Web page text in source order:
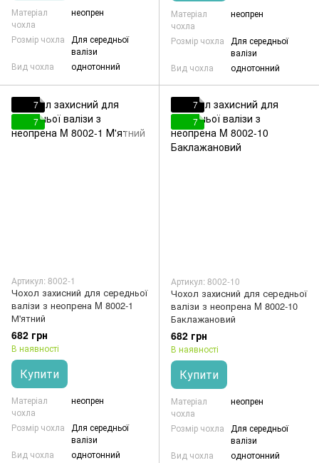
Матеріал
чохла
неопрен
Розмір чохла Для середньої
валізи
Вид чохла
однотонний
Матеріал
чохла
неопрен
Розмір чохла
Для середньої
валізи
Вид чохла
однотонний
7
7
Артикул: 8002-1
Чохол захисний для середньої
валізи з неопрена M 8002-1
М'ятний
682 грн
В наявності
Купити
Матеріал
чохла
неопрен
Розмір чохла
Для середньої
валізи
Вид чохла
однотонний
7
7
Артикул: 8002-10
Чохол захисний для середньої
валізи з неопрена M 8002-10
Баклажановий
682 грн
В наявності
Купити
Матеріал
чохла
неопрен
Розмір чохла
Для середньої
валізи
Вид чохла
однотонний